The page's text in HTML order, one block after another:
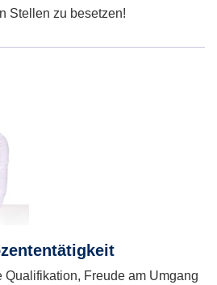
Stellen zu besetzen!
Freude am Umgang